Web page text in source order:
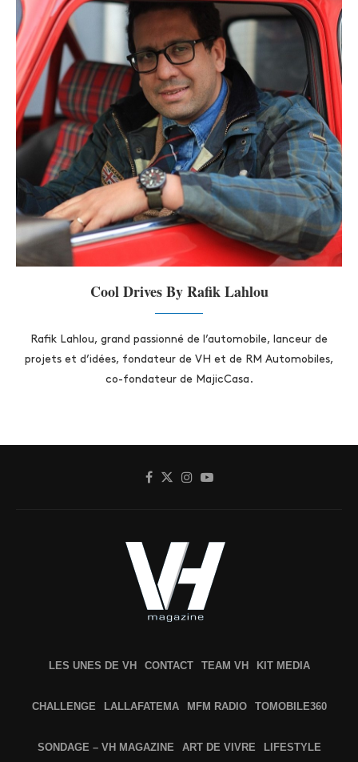
Cool Drives By Rafik Lahlou
Rafik Lahlou, grand passionné de l’automobile, lanceur de
projets et d’idées, fondateur de VH et de RM Automobiles,
co-fondateur de MajicCasa.
LES UNES DE VH CONTACT TEAM VH KIT MEDIA
CHALLENGE LALLAFATEMA MFM RADIO TOMOBILE360
SONDAGE – VH MAGAZINE ART DE VIVRE LIFESTYLE